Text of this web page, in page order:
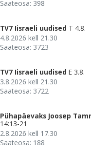
Saateosa: 398
TV7 Iisraeli uudised T 4.8.
4.8.2026 kell 21.30
Saateosa: 3723
TV7 Iisraeli uudised E 3.8.
3.8.2026 kell 21.30
Saateosa: 3722
Pühapäevaks Joosep
14:13-21
2.8.2026 kell 17.30
Saateosa: 188